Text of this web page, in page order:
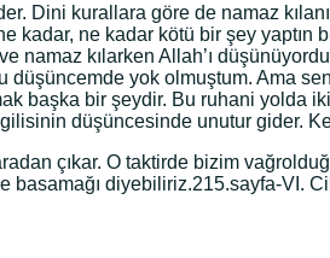
Dini kurallara göre de namaz
ne kadar kötü bir şey yaptın
kılarken Allah’ı
yok olmuştum. Ama
başka bir şeydir. Bu ruhani yolda
düşüncesinde unutur gider.
çıkar. O taktirde bizim
basamağı diyebiliriz.215.sayfa-VI.